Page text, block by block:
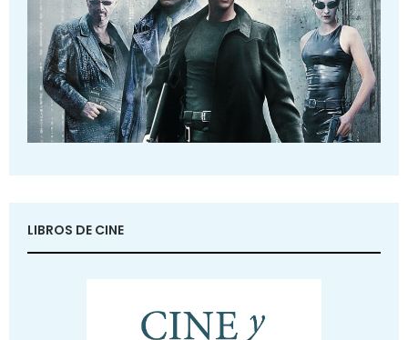
LIBROS DE CINE